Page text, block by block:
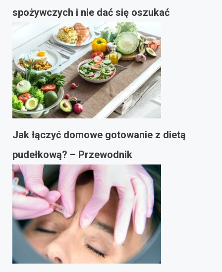
spożywczych i nie dać się oszukać
Jak łączyć domowe gotowanie z dietą
pudełkową? – Przewodnik